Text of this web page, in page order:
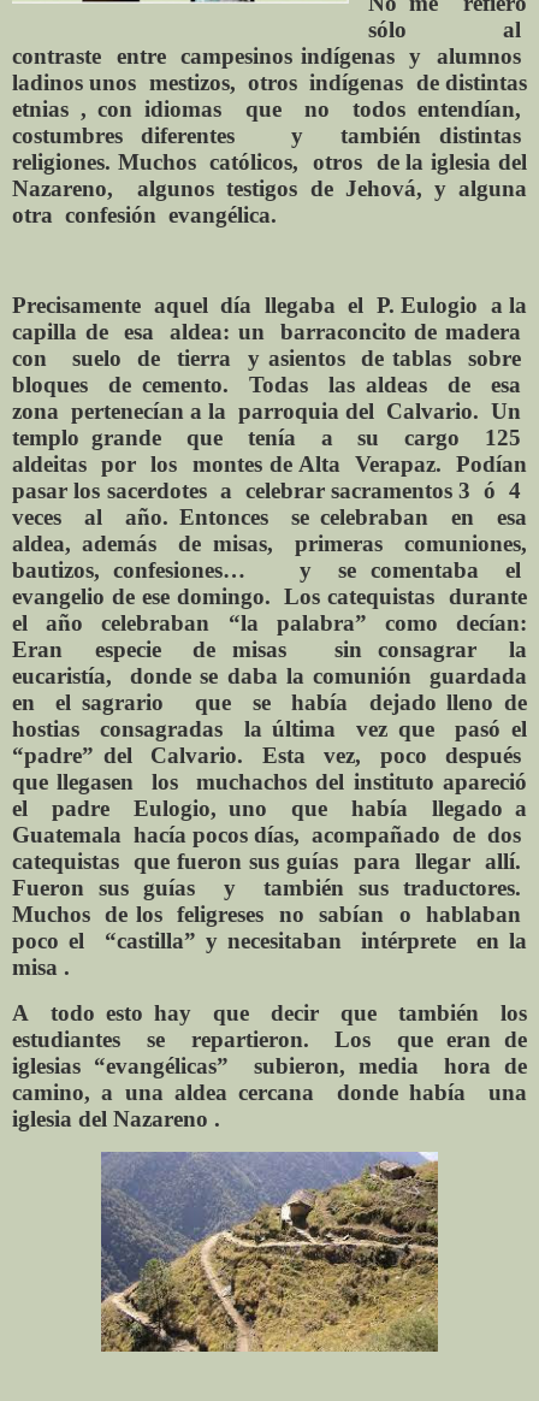
sólo al
contraste entre campesinos indígenas y alumnos
ladinos unos mestizos, otros indígenas de distintas
etnias , con idiomas que no todos entendían,
costumbres diferentes y también distintas
religiones. Muchos católicos, otros de la iglesia del
Nazareno, algunos testigos de Jehová, y alguna
otra confesión evangélica.
Precisamente aquel día llegaba el P. Eulogio a la
capilla de esa aldea: un barraconcito de madera
con suelo de tierra y asientos de tablas sobre
bloques de cemento. Todas las aldeas de esa
zona pertenecían a la parroquia del Calvario. Un
templo grande que tenía a su cargo 125
aldeitas por los montes de Alta Verapaz. Podían
pasar los sacerdotes a celebrar sacramentos 3 ó 4
veces al año. Entonces se celebraban en esa
aldea, además de misas, primeras comuniones,
bautizos, confesiones… y se comentaba el
evangelio de ese domingo. Los catequistas durante
el año celebraban “la palabra” como decían:
Eran especie de misas sin consagrar la
eucaristía, donde se daba la comunión guardada
en el sagrario que se había dejado lleno de
hostias consagradas la última vez que pasó el
“padre” del Calvario. Esta vez, poco después
que llegasen los muchachos del instituto apareció
el padre Eulogio, uno que había llegado a
Guatemala hacía pocos días, acompañado de dos
catequistas que fueron sus guías para llegar allí.
Fueron sus guías y también sus traductores.
Muchos de los feligreses no sabían o hablaban
poco el “castilla” y necesitaban intérprete en la
misa .
A todo esto hay que decir que también los
estudiantes se repartieron. Los que eran de
iglesias “evangélicas” subieron, media hora de
camino, a una aldea cercana donde había una
iglesia del Nazareno .